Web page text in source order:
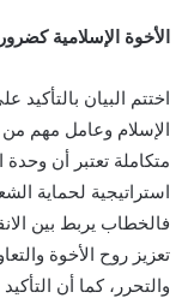
الأخوة الإسلامية
اختتم البيان
الإسلام وعامل مهم من
متكاملة تعتبر أن
استراتيجية لحماية
فالخطاب يربط بين
تعزيز روح الأخوة
والتحرر، كما أن